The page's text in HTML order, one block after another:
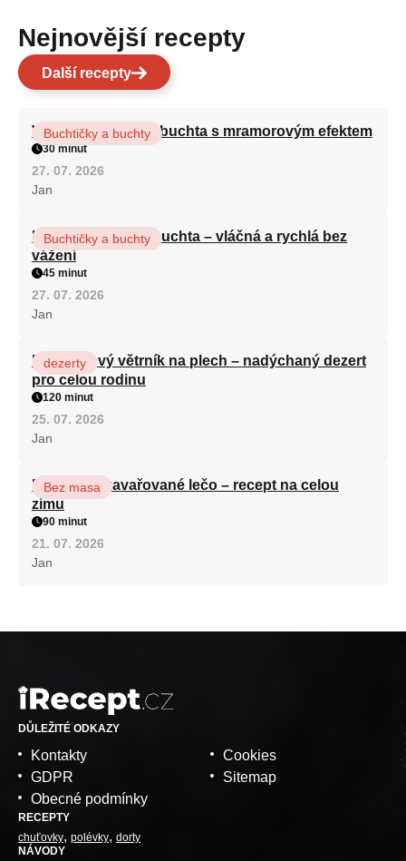
Nejnovější recepty
Další recepty
Vláčná olejová litá buchta s mramorovým efektem
Buchtičky a buchty
30 minut
27. 07. 2026
Jan
Hrnková maková buchta – vláčná a rychlá bez
vážení
Buchtičky a buchty
45 minut
27. 07. 2026
Jan
Karamelový větrník na plech – nadýchaný dezert
pro celou rodinu
dezerty
120 minut
25. 07. 2026
Jan
Babiččino zavařované lečo – recept na celou
zimu
Bez masa
90 minut
21. 07. 2026
Jan
DŮLEŽITÉ ODKAZY
Kontakty
GDPR
Obecné podmínky
Cookies
Sitemap
RECEPTY
chuťovky polévky dorty
NÁVODY